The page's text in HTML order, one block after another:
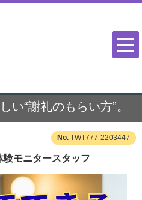
い“謝礼のもらい方”。
TWT777-2203447
モニタースタッフ